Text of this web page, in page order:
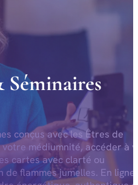
Séminaires
conçus avec les Êtres de
médiumnité, accéder à
cartes avec clarté ou
flammes jumelles. En ligne